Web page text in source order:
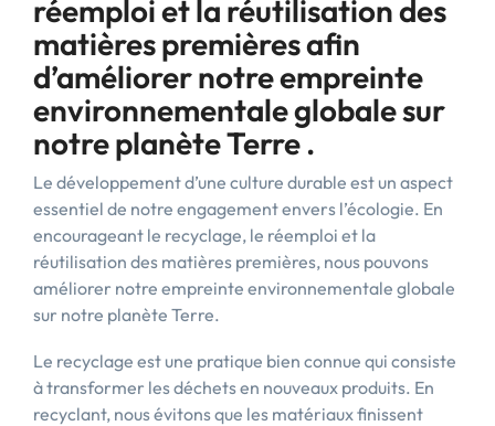
réemploi et la réutilisation des
matières premières afin
d’améliorer notre empreinte
environnementale globale sur
notre planète Terre .
Le développement d’une culture durable est un aspect
essentiel de notre engagement envers l’écologie. En
encourageant le recyclage, le réemploi et la
réutilisation des matières premières, nous pouvons
améliorer notre empreinte environnementale globale
sur notre planète Terre.
Le recyclage est une pratique bien connue qui consiste
à transformer les déchets en nouveaux produits. En
recyclant, nous évitons que les matériaux finissent